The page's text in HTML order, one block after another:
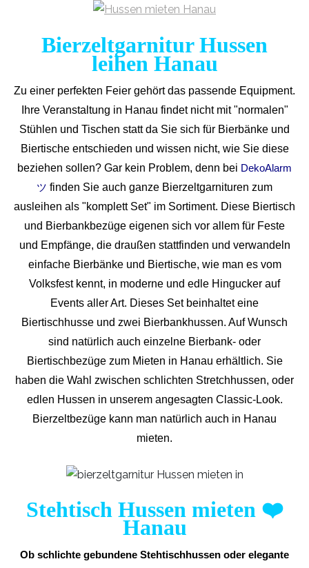
Bierzeltgarnitur Hussen
leihen Hanau
Zu einer perfekten Feier gehört das passende Equipment.
Ihre Veranstaltung in Hanau findet nicht mit "normalen"
Stühlen und Tischen statt da Sie sich für Bierbänke und
Biertische entschieden und wissen nicht, wie Sie diese
beziehen sollen? Gar kein Problem, denn bei DekoAlarm
ツ finden Sie auch ganze Bierzeltgarnituren zum
ausleihen als "komplett Set" im Sortiment. Diese Biertisch
und Bierbankbezüge eigenen sich vor allem für Feste
und Empfänge, die draußen stattfinden und verwandeln
einfache Bierbänke und Biertische, wie man es vom
Volksfest kennt, in moderne und edle Hingucker auf
Events aller Art. Dieses Set beinhaltet eine
Biertischhusse und zwei Bierbankhussen. Auf Wunsch
sind natürlich auch einzelne Bierbank- oder
Biertischbezüge zum Mieten in Hanau erhältlich. Sie
haben die Wahl zwischen schlichten Stretchhussen, oder
edlen Hussen in unserem angesagten Classic-Look.
Bierzeltbezüge kann man natürlich auch in Hanau
mieten.
Stehtisch Hussen mieten ❤️
Hanau
Ob schlichte gebundene Stehtischhussen oder elegante